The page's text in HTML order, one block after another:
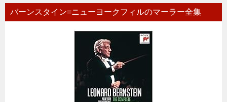
バーンスタイン=ニューヨークフィルのマーラー全集